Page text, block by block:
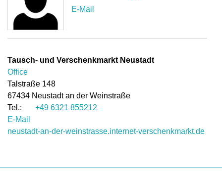
Tausch- und Verschenkmarkt Neustadt
Office
Talstraße 148
67434 Neustadt an der Weinstraße
+49 6321 855212
E-Mail
neustadt-an-der-weinstrasse.internet-verschenkmarkt.de